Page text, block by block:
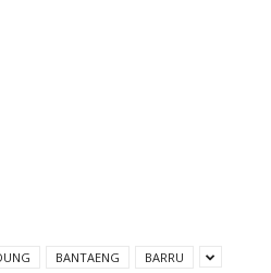
BANTAENG BARRU